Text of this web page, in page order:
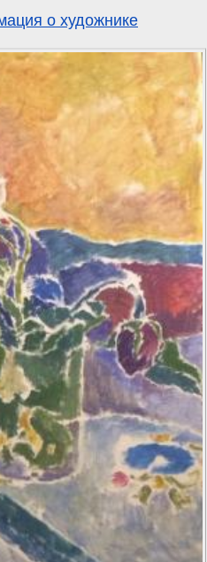
о художнике